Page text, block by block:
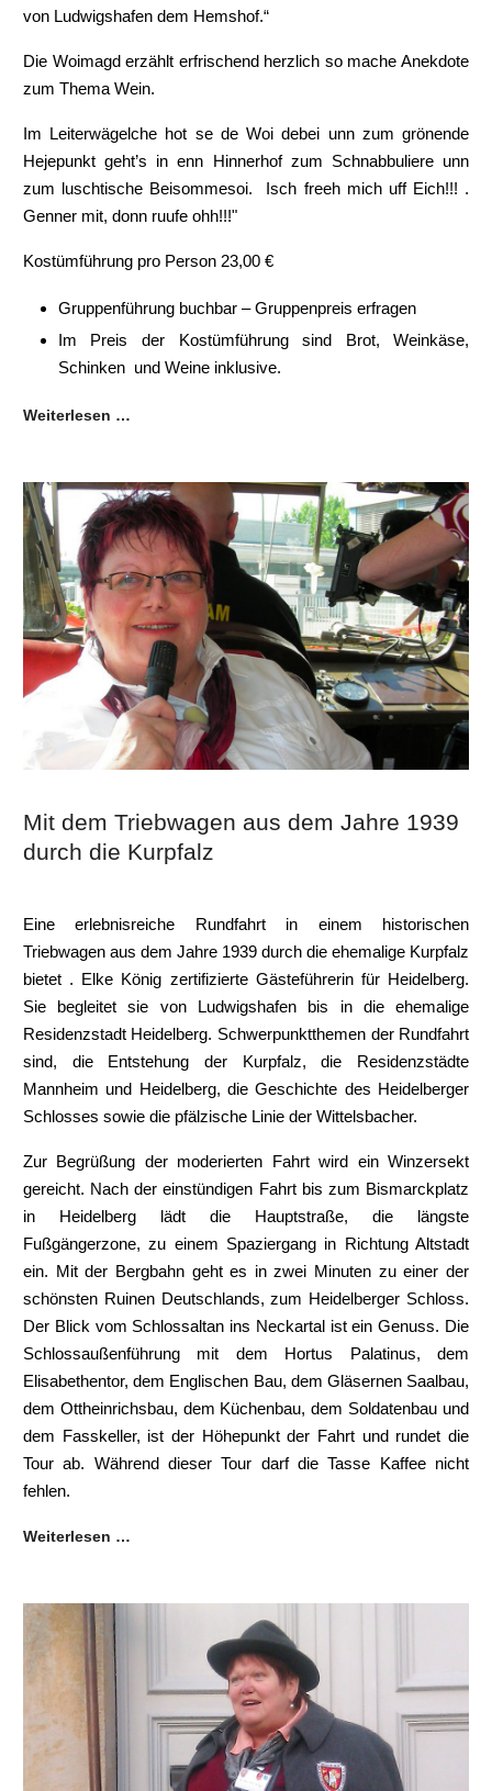
von Ludwigshafen dem Hemshof.“
Die Woimagd erzählt erfrischend herzlich so mache Anekdote
zum Thema Wein.
Im Leiterwägelche hot se de Woi debei unn zum grönende
Hejepunkt geht’s in enn Hinnerhof zum Schnabbuliere unn
zum luschtische Beisommesoi. Isch freeh mich uff Eich!!! .
Genner mit, donn ruufe ohh!!!"
Kostümführung pro Person 23,00 €
Gruppenführung buchbar – Gruppenpreis erfragen
Im Preis der Kostümführung sind Brot, Weinkäse,
Schinken und Weine inklusive.
Weiterlesen …
Mit dem Triebwagen aus dem Jahre 1939
durch die Kurpfalz
Eine erlebnisreiche Rundfahrt in einem historischen
Triebwagen aus dem Jahre 1939 durch die ehemalige Kurpfalz
bietet . Elke König zertifizierte Gästeführerin für Heidelberg.
Sie begleitet sie von Ludwigshafen bis in die ehemalige
Residenzstadt Heidelberg. Schwerpunktthemen der Rundfahrt
sind, die Entstehung der Kurpfalz, die Residenzstädte
Mannheim und Heidelberg, die Geschichte des Heidelberger
Schlosses sowie die pfälzische Linie der Wittelsbacher.
Zur Begrüßung der moderierten Fahrt wird ein Winzersekt
gereicht. Nach der einstündigen Fahrt bis zum Bismarckplatz
in Heidelberg lädt die Hauptstraße, die längste
Fußgängerzone, zu einem Spaziergang in Richtung Altstadt
ein. Mit der Bergbahn geht es in zwei Minuten zu einer der
schönsten Ruinen Deutschlands, zum Heidelberger Schloss.
Der Blick vom Schlossaltan ins Neckartal ist ein Genuss. Die
Schlossaußenführung mit dem Hortus Palatinus, dem
Elisabethentor, dem Englischen Bau, dem Gläsernen Saalbau,
dem Ottheinrichsbau, dem Küchenbau, dem Soldatenbau und
dem Fasskeller, ist der Höhepunkt der Fahrt und rundet die
Tour ab. Während dieser Tour darf die Tasse Kaffee nicht
fehlen.
Weiterlesen …